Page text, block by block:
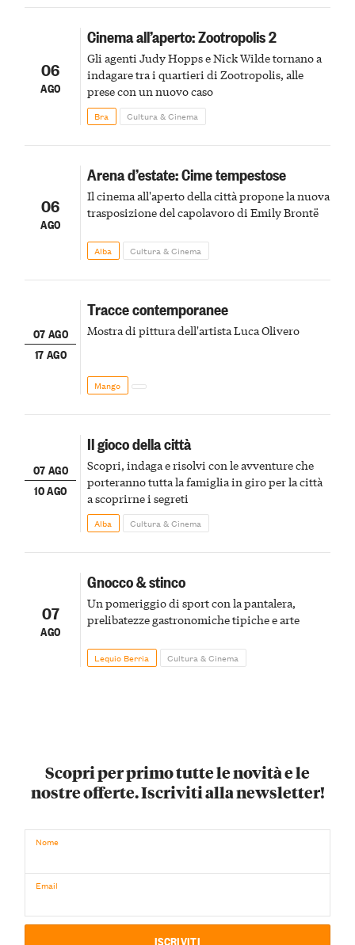
06
AGO
Cinema all’aperto: Zootropolis 2
Gli agenti Judy Hopps e Nick Wilde tornano a
indagare tra i quartieri di Zootropolis, alle
prese con un nuovo caso
Bra Cultura & Cinema
06
AGO
Arena d’estate: Cime tempestose
Il cinema all'aperto della città propone la nuova
trasposizione del capolavoro di Emily Brontë
Alba Cultura & Cinema
07 AGO
17 AGO
Tracce contemporanee
Mostra di pittura dell'artista Luca Olivero
Mango
07 AGO
10 AGO
Il gioco della città
Scopri, indaga e risolvi con le avventure che
porteranno tutta la famiglia in giro per la città
a scoprirne i segreti
Alba Cultura & Cinema
07
AGO
Gnocco & stinco
Un pomeriggio di sport con la pantalera,
prelibatezze gastronomiche tipiche e arte
Lequio Berria Cultura & Cinema
Scopri per primo tutte le novità e le
nostre offerte. Iscriviti alla newsletter!
Nome
Email